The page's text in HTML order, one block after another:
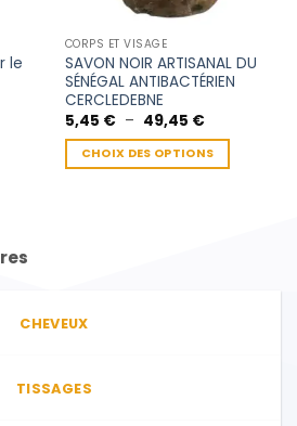
le
CORPS ET VISAGE
SAVON NOIR ARTISANAL DU
SÉNÉGAL ANTIBACTÉRIEN
CERCLEDEBNE
5,45 € – 49,45 €Plage
prix :
5,45 €
à
CHOIX DES OPTIONS
options
choisies
CHEVEUX
TISSAGES